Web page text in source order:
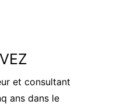
et consultant
ans dans le